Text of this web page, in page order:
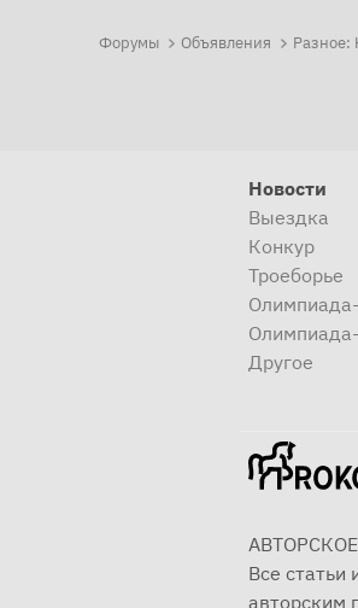
Форумы Объявления Разное:
Новости
Выездка
Конкур
Троеборье
Другое
Все
авторским